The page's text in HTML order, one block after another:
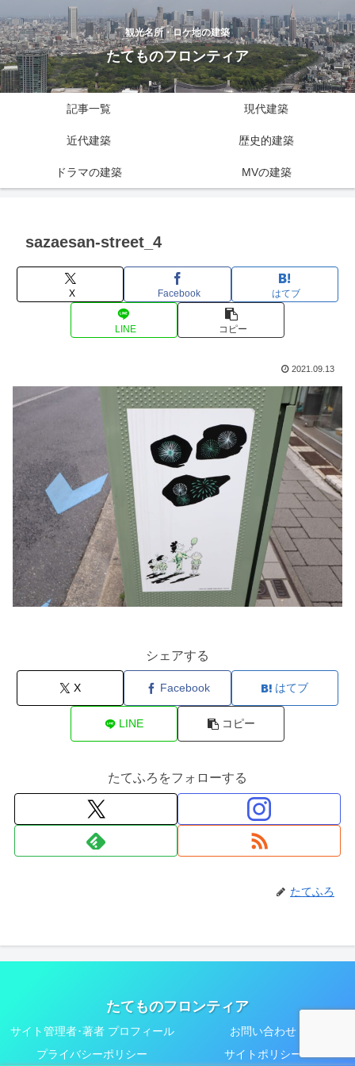
観光名所・ロケ地の建築
たてものフロンティア
記事一覧 現代建築
近代建築 歴史的建築
ドラマの建築 MVの建築
sazaesan-street_4
X Facebook はてブ
LINE コピー
2021.09.13
シェアする
X Facebook はてブ
LINE コピー
たてふろをフォローする
たてふろ
たてものフロンティア
サイト管理者･著者 プロフィール
お問い合わせ
プライバシーポリシー
サイトポリシー